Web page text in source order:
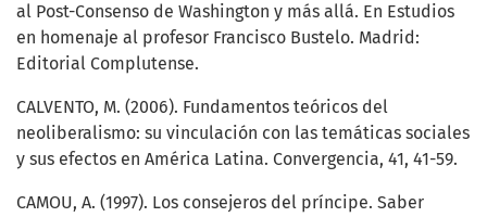
al Post-Consenso de Washington y más allá. En Estudios
en homenaje al profesor Francisco Bustelo. Madrid:
Editorial Complutense.
CALVENTO, M. (2006). Fundamentos teóricos del
neoliberalismo: su vinculación con las temáticas sociales
y sus efectos en América Latina. Convergencia, 41, 41-59.
CAMOU, A. (1997). Los consejeros del príncipe. Saber